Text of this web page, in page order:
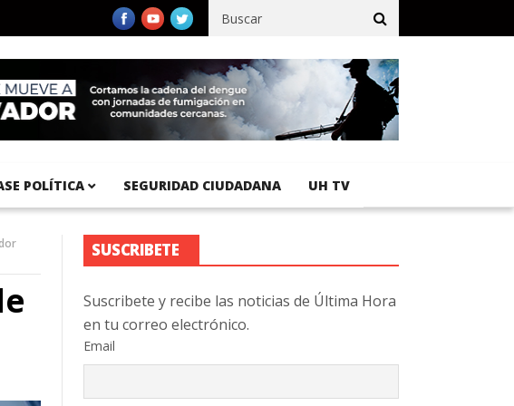
del Pacífico registra 92 % de avance en obras de terracería
POLÍTICA SEGURIDAD CIUDADANA UH TV
SUSCRIBETE
Suscribete y recibe las noticias de Última Hora
en tu correo electrónico.
Email